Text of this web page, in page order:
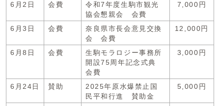
6月2日 会費
令和7年度生駒市観光
協会懇親会 会費
7,000円
6月3日 会費
奈良県市長会意見交換
会 会費
12,000円
6月8日 会費
生駒モラロジー事務所
開設75周年記念式典
会費
3,000円
6月24日 賛助
2025年原水爆禁止国
民平和行進 賛助金
5,000円